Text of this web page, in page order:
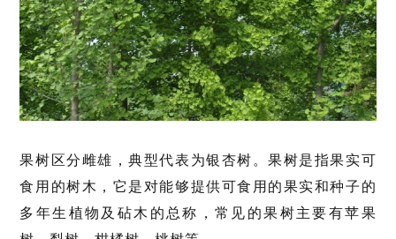
果树区分雌雄，典型代表为银杏树。果树是指果实可
食用的树木，它是对能够提供可食用的果实和种子的
多年生植物及砧木的总称，常见的果树主要有苹果